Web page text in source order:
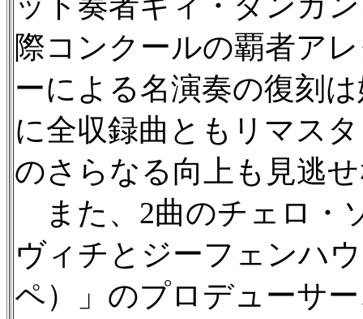
際コンクールの覇者ア
ーによる名演奏の復刻
に全収録曲ともリマス
のさらなる向上も見逃
また、2曲のチェロ・
ヴィチとジーフェンハ
ペ）」のプロデューサ